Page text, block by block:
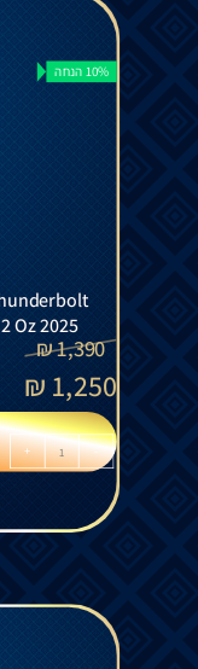
10% הנחה
Oz 2025
1,390
₪
1,250
₪
-
+